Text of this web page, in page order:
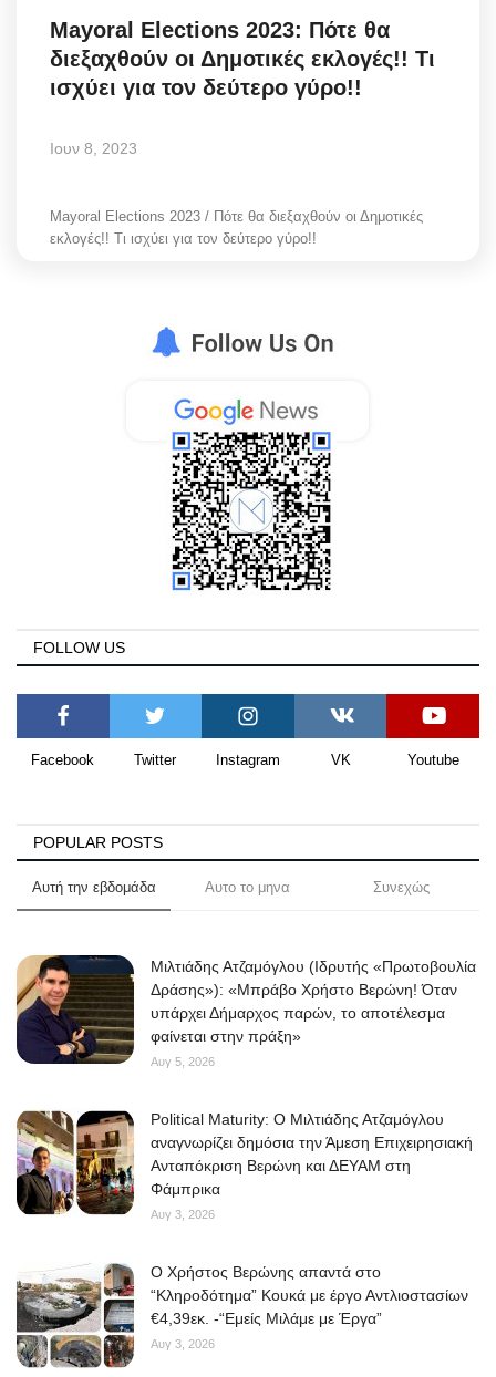
Mayoral Elections 2023: Πότε θα
διεξαχθούν οι Δημοτικές εκλογές!! Τι
ισχύει για τον δεύτερο γύρο!!
Ιουν 8, 2023
Mayoral Elections 2023 / Πότε θα διεξαχθούν οι Δημοτικές
εκλογές!! Τι ισχύει για τον δεύτερο γύρο!!
FOLLOW US
Facebook Twitter Instagram VK Youtube
POPULAR POSTS
Αυτή την εβδομάδα Αυτο το μηνα Συνεχώς
Μιλτιάδης Ατζαμόγλου (Ιδρυτής «Πρωτοβουλία
Δράσης»): «Μπράβο Χρήστο Βερώνη! Όταν
υπάρχει Δήμαρχος παρών, το αποτέλεσμα
φαίνεται στην πράξη»
Αυγ 5, 2026
Political Maturity: Ο Μιλτιάδης Ατζαμόγλου
αναγνωρίζει δημόσια την Άμεση Επιχειρησιακή
Ανταπόκριση Βερώνη και ΔΕΥΑΜ στη
Φάμπρικα
Αυγ 3, 2026
O Χρήστος Βερώνης απαντά στο
“Κληροδότημα” Κουκά με έργο Αντλιοστασίων
€4,39εκ. -“Εμείς Μιλάμε με Έργα”
Αυγ 3, 2026